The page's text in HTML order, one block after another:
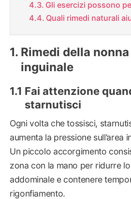
Gli esercizi possono
Quali rimedi naturali
Rimedi della nonna
inguinale
Fai attenzione
starnutisci
Ogni volta che tossisci,
aumenta la pressione sull’area
Un piccolo accorgimento
zona con la mano per ridurre
addominale e contenere
rigonfiamento.